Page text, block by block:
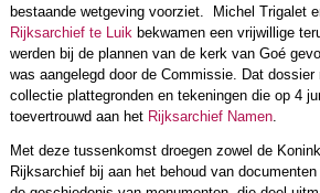
bestaande wetgeving voorziet. Michel Trigalet
Rijksarchief te Luik bekwamen een vrijwillige
werden bij de plannen van de kerk van Goé
was aangelegd door de Commissie. Dat
collectie plattegronden en tekeningen die op 4
toevertrouwd aan het Rijksarchief Namen.
Met deze tussenkomst droegen zowel de
Rijksarchief bij aan het behoud van